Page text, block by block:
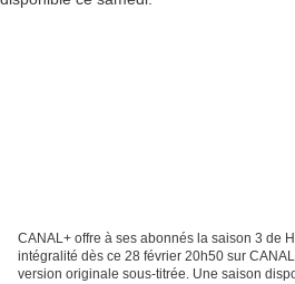
CANAL+ offre à ses abonnés la saison 3 de
intégralité dès ce 28 février 20h50 sur
version originale sous-titrée. Une saison